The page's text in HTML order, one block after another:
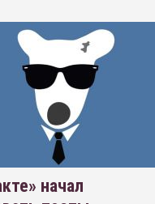
начал